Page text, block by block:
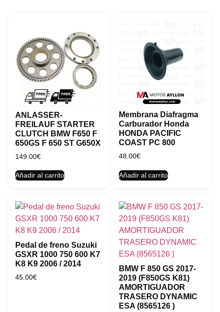
ANLASSER-
FREILAUF STARTER
CLUTCH BMW F650 F
650GS F 650 ST G650X
149.00€
Añadir al carrito
Membrana Diafragma
Carburador Honda
HONDA PACIFIC
COAST PC 800
48.00€
Añadir al carrito
Pedal de freno Suzuki
GSXR 1000 750 600 K7
K8 K9 2006 / 2014
45.00€
BMW F 850 GS 2017-
2019 (F850GS K81)
AMORTIGUADOR
TRASERO DYNAMIC
ESA (8565126 )